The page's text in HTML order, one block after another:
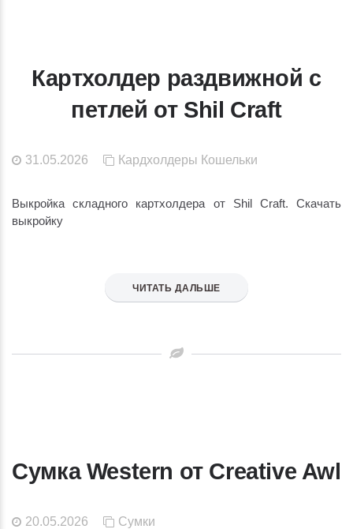
Картхолдер раздвижной с
петлей от Shil Craft
31.05.2026 Кардхолдеры Кошельки
Выкройка складного картхолдера от Shil Craft. Скачать
выкройку
ЧИТАТЬ ДАЛЬШЕ
Сумка Western от Creative Awl
20.05.2026 Сумки